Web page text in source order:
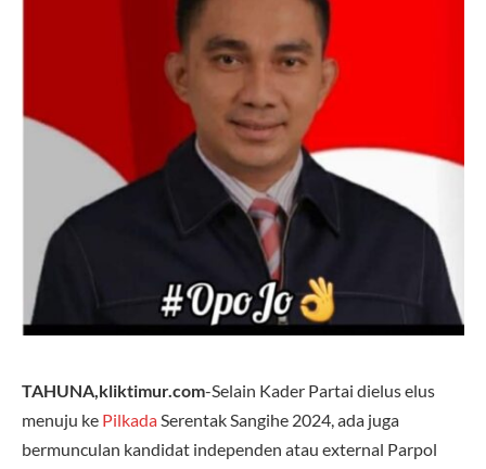
TAHUNA,kliktimur.com-Selain Kader Partai dielus elus
menuju ke Pilkada Serentak Sangihe 2024, ada juga
bermunculan kandidat independen atau external Parpol